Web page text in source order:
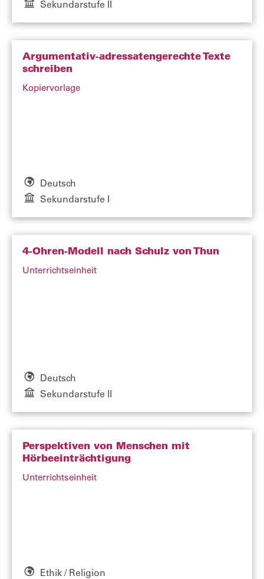
Sekundarstufe II
Argumentativ-adressatengerechte Texte
schreiben
Kopiervorlage
Deutsch
Sekundarstufe I
4-Ohren-Modell nach Schulz von Thun
Unterrichtseinheit
Deutsch
Sekundarstufe II
Perspektiven von Menschen mit
Hörbeeinträchtigung
Unterrichtseinheit
Ethik / Religion